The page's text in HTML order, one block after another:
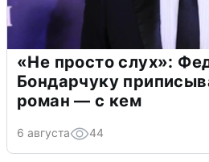
«Не просто слух»:
Бондарчуку
роман — с кем
6 августа 44